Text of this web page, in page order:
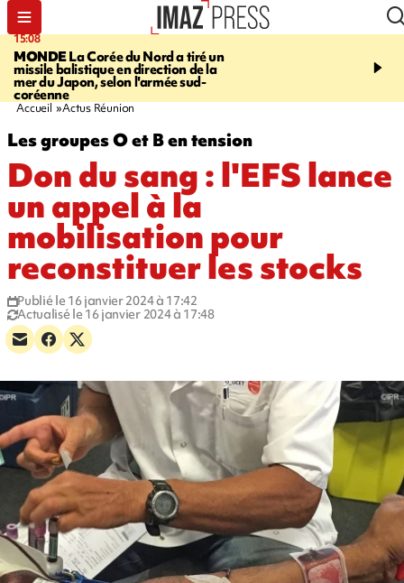
15:08
MONDELa Corée du Nord a tiré un
missile balistique en direction de la
mer du Japon, selon l'armée sud-
coréenne
17:24
est rouvert à la
Accueil Actus Réunion
Les groupes O et B en tension
Don du sang : l'EFS lance
un appel à la
mobilisation pour
reconstituer les stocks
Publié le 16 janvier 2024 à 17:42
Actualisé le 16 janvier 2024 à 17:48